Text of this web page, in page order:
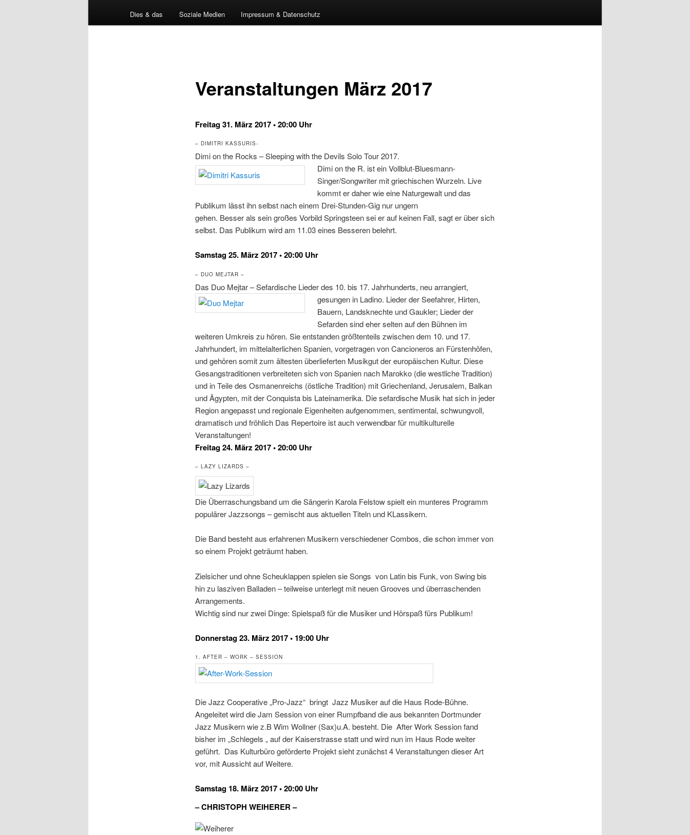
Dies & das Soziale Medien Impressum & Datenschutz
Veranstaltungen März 2017
Freitag 31. März 2017 • 20:00 Uhr
– DIMITRI KASSURIS-
Dimi on the Rocks – Sleeping with the Devils Solo Tour 2017.
Dimi on the R. ist ein Vollblut-Bluesmann-
Singer/Songwriter mit griechischen Wurzeln. Live
kommt er daher wie eine Naturgewalt und das
Publikum lässt ihn selbst nach einem Drei-Stunden-Gig nur ungern
gehen. Besser als sein großes Vorbild Springsteen sei er auf keinen Fall, sagt er über sich
selbst. Das Publikum wird am 11.03 eines Besseren belehrt.
Samstag 25. März 2017 • 20:00 Uhr
– DUO MEJTAR –
Das Duo Mejtar – Sefardische Lieder des 10. bis 17. Jahrhunderts, neu arrangiert,
gesungen in Ladino. Lieder der Seefahrer, Hirten,
Bauern, Landsknechte und Gaukler; Lieder der
Sefarden sind eher selten auf den Bühnen im
weiteren Umkreis zu hören. Sie entstanden größtenteils zwischen dem 10. und 17.
Jahrhundert, im mittelalterlichen Spanien, vorgetragen von Cancioneros an Fürstenhöfen,
und gehören somit zum ältesten überlieferten Musikgut der europäischen Kultur. Diese
Gesangstraditionen verbreiteten sich von Spanien nach Marokko (die westliche Tradition)
und in Teile des Osmanenreichs (östliche Tradition) mit Griechenland, Jerusalem, Balkan
und Ägypten, mit der Conquista bis Lateinamerika. Die sefardische Musik hat sich in jeder
Region angepasst und regionale Eigenheiten aufgenommen, sentimental, schwungvoll,
dramatisch und fröhlich Das Repertoire ist auch verwendbar für multikulturelle
Veranstaltungen!
Freitag 24. März 2017 • 20:00 Uhr
– LAZY LIZARDS –
Die Überraschungsband um die Sängerin Karola Felstow spielt ein munteres Programm
populärer Jazzsongs – gemischt aus aktuellen Titeln und KLassikern.
Die Band besteht aus erfahrenen Musikern verschiedener Combos, die schon immer von
so einem Projekt geträumt haben.
Zielsicher und ohne Scheuklappen spielen sie Songs von Latin bis Funk, von Swing bis
hin zu lasziven Balladen – teilweise unterlegt mit neuen Grooves und überraschenden
Arrangements.
Wichtig sind nur zwei Dinge: Spielspaß für die Musiker und Hörspaß fürs Publikum!
Donnerstag 23. März 2017 • 19:00 Uhr
1. AFTER – WORK – SESSION
Die Jazz Cooperative „Pro-Jazz“ bringt Jazz Musiker auf die Haus Rode-Bühne.
Angeleitet wird die Jam Session von einer Rumpfband die aus bekannten Dortmunder
Jazz Musikern wie z.B Wim Wollner (Sax)u.A. besteht. Die After Work Session fand
bisher im „Schlegels „ auf der Kaiserstrasse statt und wird nun im Haus Rode weiter
geführt. Das Kulturbüro geförderte Projekt sieht zunächst 4 Veranstaltungen dieser Art
vor, mit Aussicht auf Weitere.
Samstag 18. März 2017 • 20:00 Uhr
– CHRISTOPH WEIHERER –